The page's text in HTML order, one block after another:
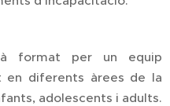
format per un equip
en diferents àrees de la
adolescents i adults.